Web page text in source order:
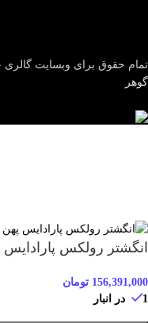
تمام حقوق برای وبسایت
گوهر
انگشتر رولکس
156,391,000 تومان
1 در انبار